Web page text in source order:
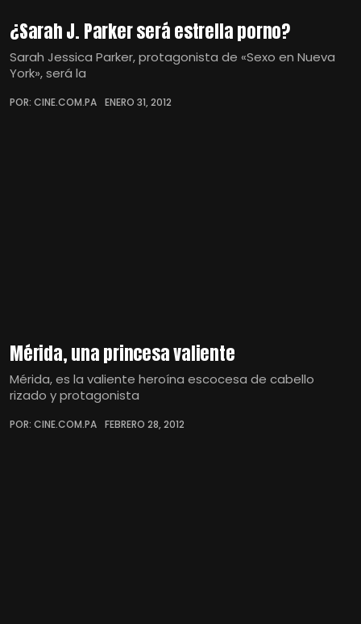
¿Sarah J. Parker será estrella porno?
Sarah Jessica Parker, protagonista de «Sexo en Nueva
York», será la
POR: CINE.COM.PA ENERO 31, 2012
Mérida, una princesa valiente
Mérida, es la valiente heroína escocesa de cabello
rizado y protagonista
POR: CINE.COM.PA FEBRERO 28, 2012